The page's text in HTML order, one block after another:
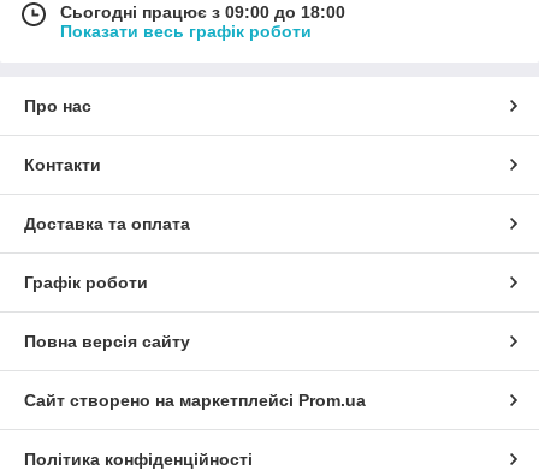
Сьогодні працює з 09:00 до 18:00
Показати весь графік роботи
Про нас
Контакти
Доставка та оплата
Графік роботи
Повна версія сайту
Сайт створено на маркетплейсі Prom.ua
Політика конфіденційності